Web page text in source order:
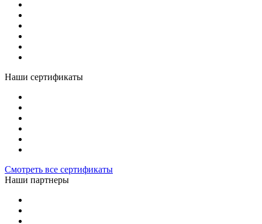
Наши сертификаты
Смотреть все сертификаты
Наши партнеры